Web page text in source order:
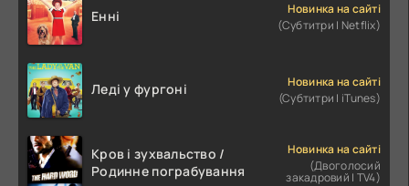
Енні
Новинка на сайті
(Субтитри | Netflix)
Леді у фургоні
Новинка на сайті
(Субтитри | iTunes)
Кров і зухвальство /
Родинне пограбування
Новинка на сайті
(Двоголосий
закадровий | TV4)